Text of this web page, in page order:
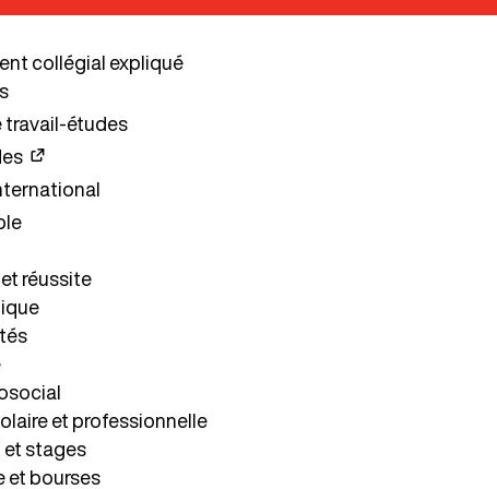
collégial expliqué
travail-études
réussite
et professionnelle
et stages
et bourses